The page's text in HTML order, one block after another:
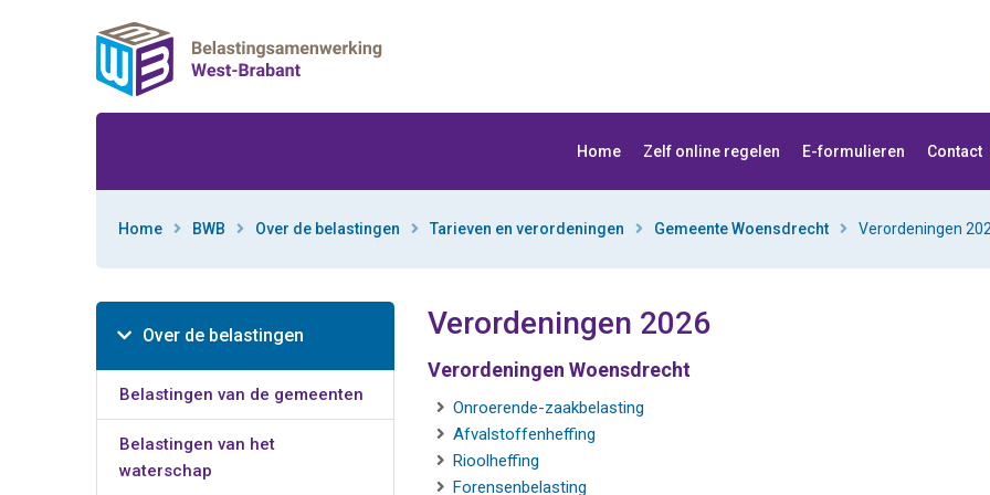
Home Zelf online regelen E-formulieren Contact
Home BWB Over de belastingen Tarieven en verordeningen Gemeente Woensdrecht Verordeningen
Verordeningen 2026
Verordeningen Woensdrecht
Onroerende-zaakbelasting(opent in nieuw tabblad)
Afvalstoffenheffing(opent in nieuw tabblad)
Rioolheffing(opent in nieuw tabblad)
Forensenbelasting(opent in nieuw tabblad)
Over de belastingen
Belastingen van de gemeenten
Belastingen van het
waterschap